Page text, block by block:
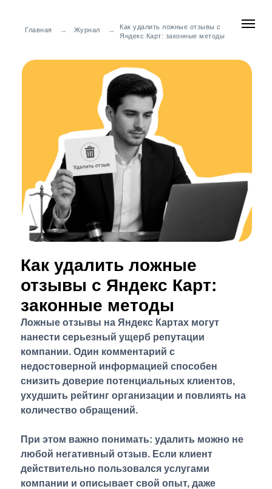
Журнал
Главная →
Как удалить ложные отзывы с
Яндекс Карт: законные методы
→
Как удалить ложные
отзывы с Яндекс Карт:
законные методы
Ложные отзывы на Яндекс Картах могут
нанести серьезный ущерб репутации
компании. Один комментарий с
недостоверной информацией способен
снизить доверие потенциальных клиентов,
ухудшить рейтинг организации и повлиять на
количество обращений.
При этом важно понимать: удалить можно не
любой негативный отзыв. Если клиент
действительно пользовался услугами
компании и описывает свой опыт, даже